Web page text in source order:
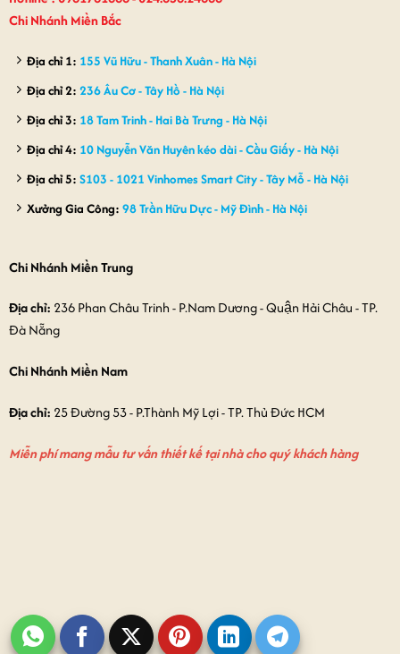
Chi Nhánh Miền Bắc
Địa chỉ 1: 155 Vũ Hữu - Thanh Xuân - Hà Nội
Địa chỉ 2: 236 Âu Cơ - Tây Hồ - Hà Nội
Địa chỉ 3: 18 Tam Trinh - Hai Bà Trưng - Hà Nội
Địa chỉ 4: 10 Nguyễn Văn Huyên kéo dài - Cầu Giấy - Hà Nội
Địa chỉ 5: S103 - 1021 Vinhomes Smart City - Tây Mỗ - Hà Nội
Xưởng Gia Công: 98 Trần Hữu Dực - Mỹ Đình - Hà Nội
Chi Nhánh Miền Trung
Địa chỉ: 236 Phan Châu Trinh - P.Nam Dương - Quận Hải Châu - TP.
Đà Nẵng
Chi Nhánh Miền Nam
Địa chỉ: 25 Đường 53 - P.Thành Mỹ Lợi - TP. Thủ Đức HCM
Miễn phí mang mẫu tư vấn thiết kế tại nhà cho quý khách hàng